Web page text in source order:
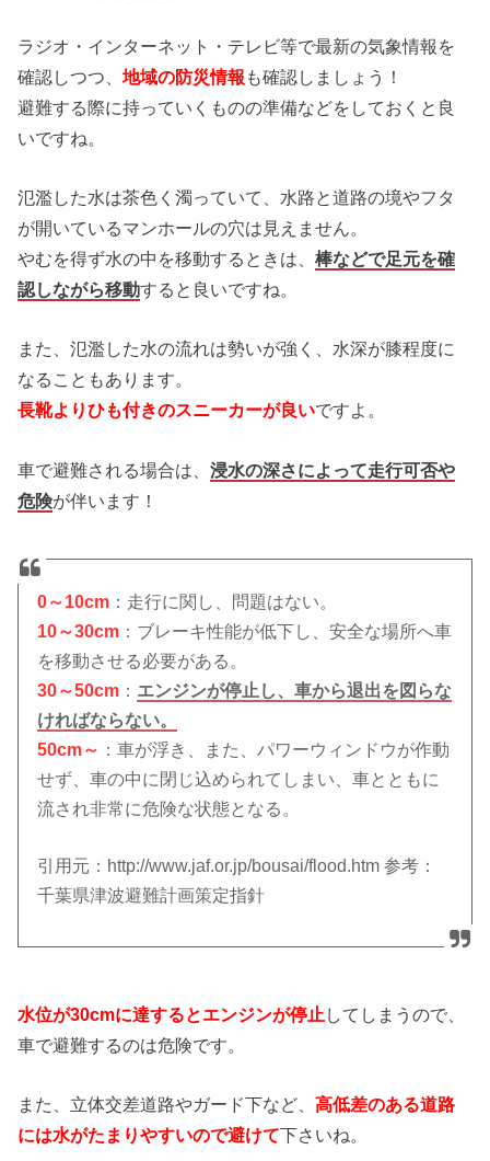
ラジオ・インターネット・テレビ等で最新の気象情報を
確認しつつ、地域の防災情報 も確認しましょう！
避難する際に持っていくものの準備などをしておくと良
いですね。
氾濫した水は茶色く濁っていて、水路と道路の境やフタ
が開いているマンホールの穴は見えません。
やむを得ず水の中を移動するときは、棒などで足元を確
認しながら移動すると良いですね。
また、氾濫した水の流れは勢いが強く、水深が膝程度に
なることもあります。
長靴よりひも付きのスニーカーが良いですよ。
車で避難される場合は、浸水の深さによって走行可否や
危険が伴います！
0～10cm ：走行に関し、問題はない。
10～30cm ：ブレーキ性能が低下し、安全な場所へ車
を移動させる必要がある。
30～50cm ： エンジンが停止し、車から退出を図らな
ければならない。
50cm～ ：車が浮き、また、パワーウィンドウが作動
せず、車の中に閉じ込められてしまい、車とともに
流され非常に危険な状態となる。
引用元：http://www.jaf.or.jp/bousai/flood.htm 参考：
千葉県津波避難計画策定指針
水位が30cmに達するとエンジンが停止 してしまうので、
車で避難するのは危険です。
また、立体交差道路やガード下など、高低差のある道路
には水がたまりやすいので避けて下さいね。